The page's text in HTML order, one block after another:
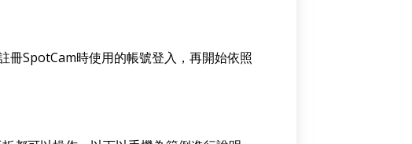
冊SpotCam時使用的帳號登入，再開始依照